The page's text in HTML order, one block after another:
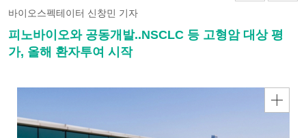
바이오스펙테이터 신창민 기자
피노바이오와 공동개발..NSCLC 등 고형암 대상 평
가, 올해 환자투여 시작